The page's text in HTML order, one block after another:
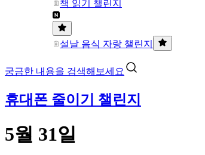
책 읽기 챌린지
설날 음식 자랑 챌린지
궁금한 내용을 검색해보세요
휴대폰 줄이기 챌린지
5월 31일